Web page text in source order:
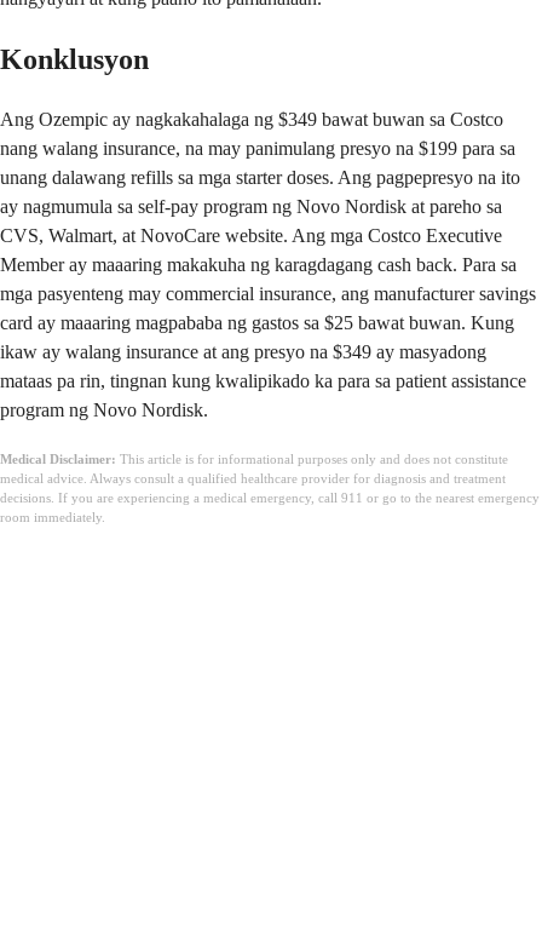
Konklusyon
Ang Ozempic ay nagkakahalaga ng $349 bawat buwan sa Costco
nang walang insurance, na may panimulang presyo na $199 para sa
unang dalawang refills sa mga starter doses. Ang pagpepresyo na ito
ay nagmumula sa self-pay program ng Novo Nordisk at pareho sa
CVS, Walmart, at NovoCare website. Ang mga Costco Executive
Member ay maaaring makakuha ng karagdagang cash back. Para sa
mga pasyenteng may commercial insurance, ang manufacturer savings
card ay maaaring magpababa ng gastos sa $25 bawat buwan. Kung
ikaw ay walang insurance at ang presyo na $349 ay masyadong
mataas pa rin, tingnan kung kwalipikado ka para sa patient assistance
program ng Novo Nordisk.
Medical Disclaimer: This article is for informational purposes only and does not constitute
medical advice. Always consult a qualified healthcare provider for diagnosis and treatment
decisions. If you are experiencing a medical emergency, call 911 or go to the nearest emergency
room immediately.